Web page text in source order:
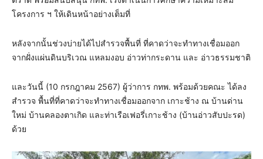
โครงการ ฯ ให้เดินหน้าอย่างเต็มที่
หลังจากนั้นช่วงบ่ายได้ไปสำรวจพื้นที่ ที่คาดว่าจะทำทางเชื่อมออก
จากฝั่งแผ่นดินบริเวณ แหลมงอบ อ่าวท่ากระดาน และ อ่าวธรรมชาติ
และวันนี้ (10 กรกฎาคม 2567) ผู้ว่าการ กทพ. พร้อมด้วยคณะ ได้ลง
สำรวจ พื้นที่ที่คาดว่าจะทำทางเชื่อมออกจาก เกาะช้าง ณ บ้านด่าน
ใหม่ บ้านคลองตาเกิด และท่าเรือเฟอรี่เกาะช้าง (บ้านอ่าวสับปะรด)
ด้วย